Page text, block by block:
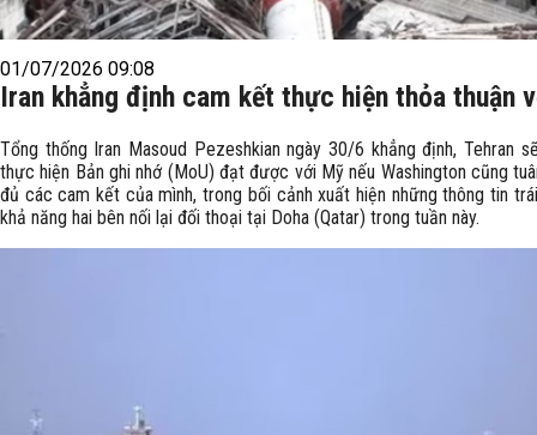
01/07/2026 09:08
Iran khẳng định cam kết thực hiện thỏa thuận
Tổng thống Iran Masoud Pezeshkian ngày 30/6 khẳng định, Tehran
thực hiện Bản ghi nhớ (MoU) đạt được với Mỹ nếu Washington cũng
đủ các cam kết của mình, trong bối cảnh xuất hiện những thông tin
khả năng hai bên nối lại đối thoại tại Doha (Qatar) trong tuần này.